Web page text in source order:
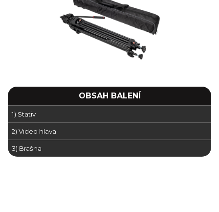
OBSAH BALENÍ
1) Stativ
2) Video hlava
3) Brašna